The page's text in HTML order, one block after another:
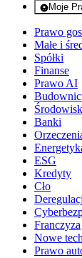
Moje
-
Prawo
Małe i
Spółki
Finanse
Prawo AI
Banki
ESG
Kredyty
Cło
Franczyza
Nowe
Prawo